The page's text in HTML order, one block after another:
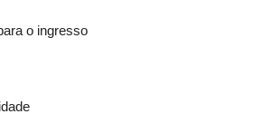
o ingresso